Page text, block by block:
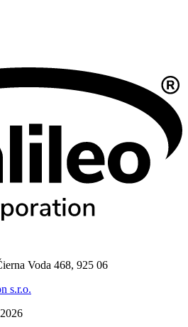
Voda 468, 925 06
s.r.o.